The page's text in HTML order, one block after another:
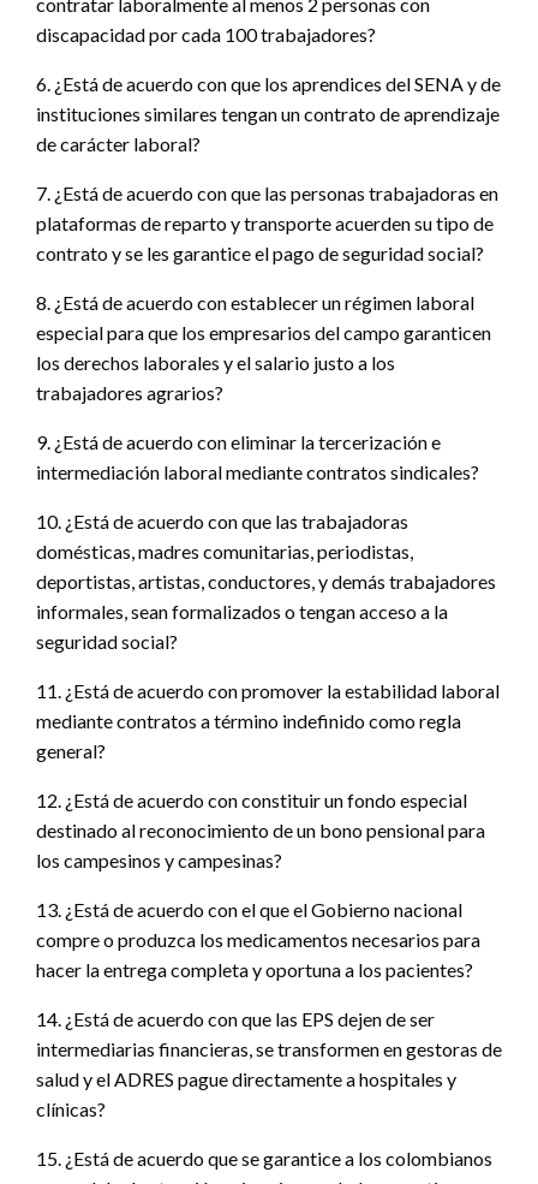
discapacidad por cada 100 trabajadores?
6. ¿Está de acuerdo con que los aprendices del SENA y de
instituciones similares tengan un contrato de aprendizaje
de carácter laboral?
7. ¿Está de acuerdo con que las personas trabajadoras en
plataformas de reparto y transporte acuerden su tipo de
contrato y se les garantice el pago de seguridad social?
8. ¿Está de acuerdo con establecer un régimen laboral
especial para que los empresarios del campo garanticen
los derechos laborales y el salario justo a los
trabajadores agrarios?
9. ¿Está de acuerdo con eliminar la tercerización e
intermediación laboral mediante contratos sindicales?
10. ¿Está de acuerdo con que las trabajadoras
domésticas, madres comunitarias, periodistas,
deportistas, artistas, conductores, y demás trabajadores
informales, sean formalizados o tengan acceso a la
seguridad social?
11. ¿Está de acuerdo con promover la estabilidad laboral
mediante contratos a término indefinido como regla
general?
12. ¿Está de acuerdo con constituir un fondo especial
destinado al reconocimiento de un bono pensional para
los campesinos y campesinas?
13. ¿Está de acuerdo con el que el Gobierno nacional
compre o produzca los medicamentos necesarios para
hacer la entrega completa y oportuna a los pacientes?
14. ¿Está de acuerdo con que las EPS dejen de ser
intermediarias financieras, se transformen en gestoras de
salud y el ADRES pague directamente a hospitales y
clínicas?
15. ¿Está de acuerdo que se garantice a los colombianos